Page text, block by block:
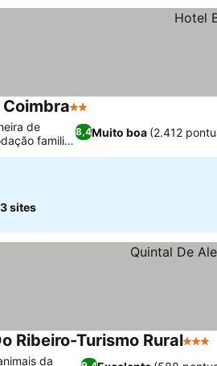
2 Estrelas
8,4Muito boa (2.412
de
familiar
3 sites
Ribeiro-Turismo Rural3
da